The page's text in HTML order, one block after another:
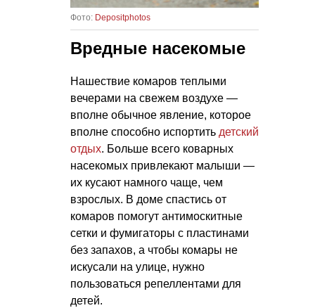
Фото: Depositphotos
Вредные насекомые
Нашествие комаров теплыми
вечерами на свежем воздухе —
вполне обычное явление, которое
вполне способно испортить детский
отдых. Больше всего коварных
насекомых привлекают малыши —
их кусают намного чаще, чем
взрослых. В доме спастись от
комаров помогут антимоскитные
сетки и фумигаторы с пластинами
без запахов, а чтобы комары не
искусали на улице, нужно
пользоваться репеллентами для
детей.